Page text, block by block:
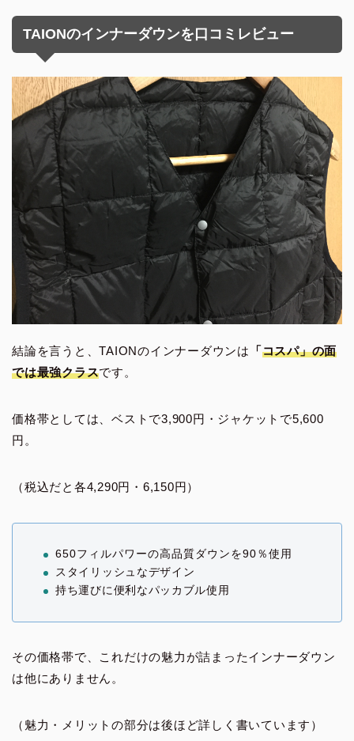
TAIONのインナーダウンを口コミレビュー
結論を言うと、TAIONのインナーダウンは 「コスパ」の面
では最強クラスです。
価格帯としては、ベストで3,900円・ジャケットで5,600
円。
（税込だと各4,290円・6,150円）
650フィルパワーの高品質ダウンを90％使用
スタイリッシュなデザイン
持ち運びに便利なパッカブル使用
その価格帯で、これだけの魅力が詰まったインナーダウン
は他にありません。
（魅力・メリットの部分は後ほど詳しく書いています）